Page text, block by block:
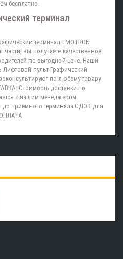
бесплатно.
терминал
терминал EMOTRON
вы получаете качественное
по выгодной цене. Наши
Лифтовой пульт Графический
по любому товару
Стоимость доставки по
с нашим менеджером.
до приемного терминала СДЭК для